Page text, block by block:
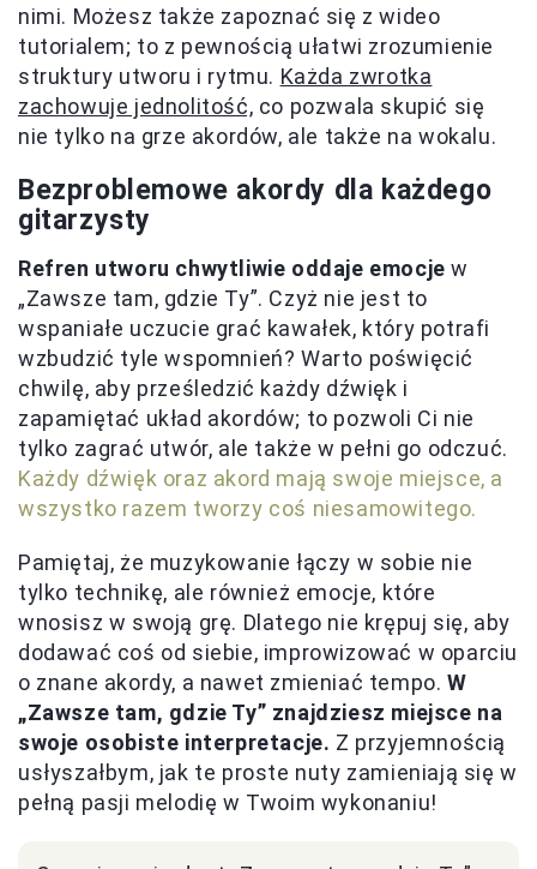
nimi. Możesz także zapoznać się z wideo
tutorialem; to z pewnością ułatwi zrozumienie
struktury utworu i rytmu. Każda zwrotka
zachowuje jednolitość, co pozwala skupić się
nie tylko na grze akordów, ale także na wokalu.
Bezproblemowe akordy dla każdego
gitarzysty
Refren utworu chwytliwie oddaje emocje w
„Zawsze tam, gdzie Ty”. Czyż nie jest to
wspaniałe uczucie grać kawałek, który potrafi
wzbudzić tyle wspomnień? Warto poświęcić
chwilę, aby prześledzić każdy dźwięk i
zapamiętać układ akordów; to pozwoli Ci nie
tylko zagrać utwór, ale także w pełni go odczuć.
Każdy dźwięk oraz akord mają swoje miejsce, a
wszystko razem tworzy coś niesamowitego.
Pamiętaj, że muzykowanie łączy w sobie nie
tylko technikę, ale również emocje, które
wnosisz w swoją grę. Dlatego nie krępuj się, aby
dodawać coś od siebie, improwizować w oparciu
o znane akordy, a nawet zmieniać tempo.W
„Zawsze tam, gdzie Ty” znajdziesz miejsce na
swoje osobiste interpretacje. Z przyjemnością
usłyszałbym, jak te proste nuty zamieniają się w
pełną pasji melodię w Twoim wykonaniu!